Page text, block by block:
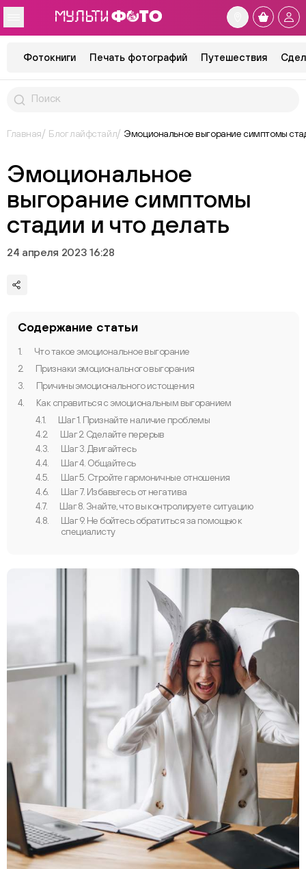
Фотокниги Печать фотографий Путешествия
Главная Блог лайфстайл Эмоциональное выгорание симптомы
Эмоциональное
выгорание симптомы
стадии и что делать
24 апреля 2023 16:28
Содержание статьи
1.
Что такое эмоциональное выгорание
2.
Признаки эмоционального выгорания
3.
Причины эмоционального истощения
4.
Как справиться с эмоциональным выгоранием
4.1.
Шаг 1. Признайте наличие проблемы
4.2.
Шаг 2. Сделайте перерыв
4.3.
Шаг 3. Двигайтесь
4.4.
Шаг 4. Общайтесь
4.5.
Шаг 5. Стройте гармоничные отношения
4.6.
Шаг 7. Избавьтесь от негатива
4.7.
Шаг 8. Знайте, что вы контролируете ситуацию
4.8.
Шаг 9. Не бойтесь обратиться за помощью к
специалисту